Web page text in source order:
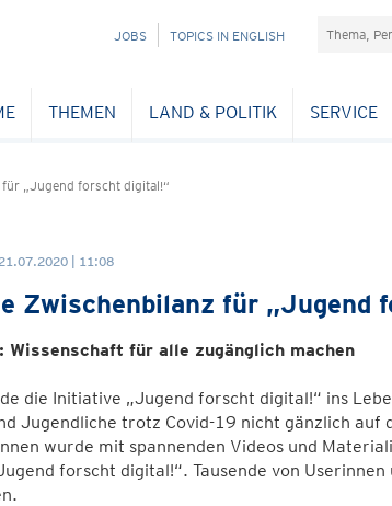
NAVIGATION
JOBS TOPICS IN ENGLISH
THEMEN LAND & POLITIK SERVICE
„Jugend forscht digital!“
| 11:08
Zwischenbilanz für „Jugend
für alle zugänglich machen
die Initiative „Jugend forscht digital!“ ins
Jugendliche trotz Covid-19 nicht gänzlich auf
wurde mit spannenden Videos und
forscht digital!“. Tausende von